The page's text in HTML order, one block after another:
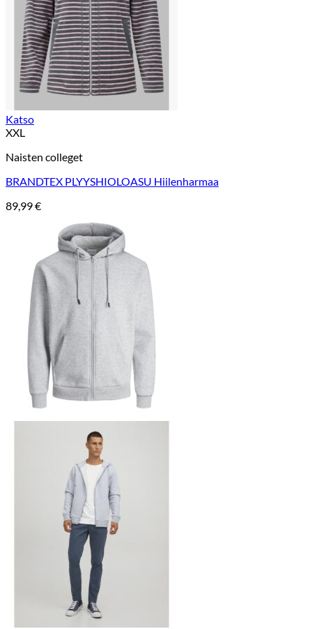
Katso
XXL
Naisten colleget
BRANDTEX PLYYSHIOLOASU Hiilenharmaa
89,99€